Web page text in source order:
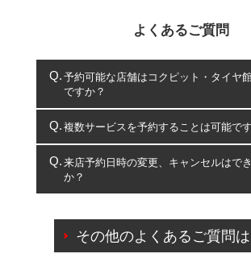
よくあるご質問
予約可能な店舗はコクピット・タイヤ
ですか？
コクピット・タイヤ館のみとなります。
複数サービスを予約することは可能で
複数サービスのご予約は可能です。
一部の商品・サービスの組み合わせに限り、
出来ないものもございます。
来店予約日時の変更、キャンセルはで
か？
ご来店予約日の3営業日前を過ぎている
の日時変更につきましては、直接ご予
その他のよくあるご質問